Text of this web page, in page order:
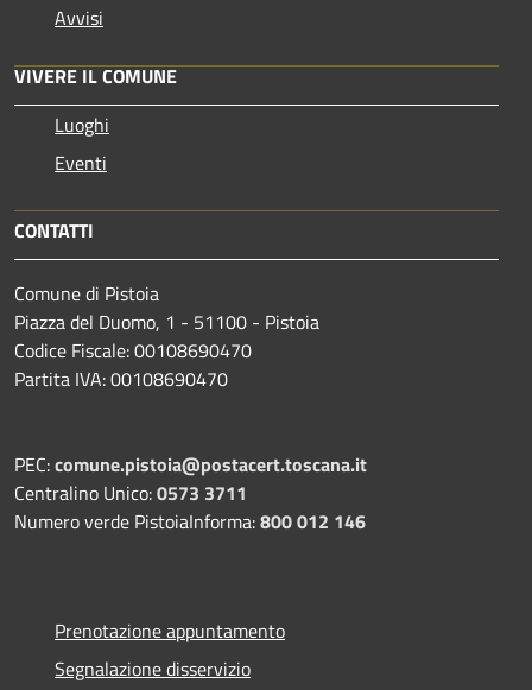
Avvisi
VIVERE IL COMUNE
Luoghi
Eventi
CONTATTI
Comune di Pistoia
Piazza del Duomo, 1 - 51100 - Pistoia
Codice Fiscale: 00108690470
Partita IVA: 00108690470
PEC:comune.pistoia@postacert.toscana.it
Centralino Unico:0573 3711
Numero verde PistoiaInforma:800 012 146
Prenotazione appuntamento
Segnalazione disservizio